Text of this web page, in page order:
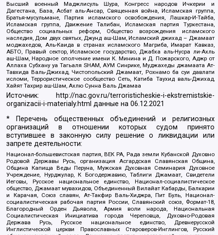
Высший военный Маджлисуль Шура, Конгресс народов Ичкерии и
Дагестана, База, Асбат аль-Ансар, Священная война, Исламская группа,
Братья-мусульмане, Партия исламского освобождения, Лашкар-И-Тайба,
Исламская группа, Движение Талибан, Исламская партия Туркестана,
Общество социальных реформ, Общество возрождения исламского
наследия, Дом двух святых, Джунд аш-Шам, Исламский джихад – Джамаат
моджахедов, Аль-Каида в странах исламского Магриба, Имарат Кавказ,
АБТО, Правый сектор, Исламское государство, Джабха аль-Нусра ли-Ахль
аш-Шам, Народное ополчение имени К. Минина и Д. Пожарского, Аджр от
Аллаха Субхану уа Тагьаля SHAM, АУМ Синрике, Муджахеды джамаата Ат-
Тавхида Валь-Джихад, Чистопольский Джамаат, Рохнамо ба суи давлати
исломи, Террористическое сообщество Сеть, Катиба Таухид валь-Джихад,
Хайят Тахрир аш-Шам, Ахлю Сунна Валь Джамаа
Источник:
http://nac.gov.ru/terroristicheskie-i-ekstremistskie-
organizacii-i-materialy.html данные на06.12.2021
* Перечень общественных объединений и религиозных
организаций в отношении которых судом принято
вступившее в законную силу решение о ликвидации или
запрете деятельности:
Национал-большевистская партия, ВЕК РА, Рада земли Кубанской Духовно
Родовой Державы Русь, организация Асгардская Славянская Община,
Община Капища Веды Перуна, Мужская Духовная Семинария Духовное
Учреждение, Нурджулар, К Богодержавию, Таблиги Джамаат, Свидетели
Иеговы, Русское национальное единство, Национал-социалистическое
общество, Джамаат мувахидов, Объединенный Вилайат Кабарды, Балкарии
и Карачая, Союз славян, Ат-Такфир Валь-Хиджра, Пит Буль, Национал-
социалистическая рабочая партия России, Славянский союз, Формат-18,
Благородный Орден Дьявола, Армия воли народа, Национальная
Социалистическая Инициатива города Череповца, Духовно-Родовая
Держава Русь, Русское национальное единство, Древнерусской
Инглистической церкви Православных Староверов-Инглингов, Русский